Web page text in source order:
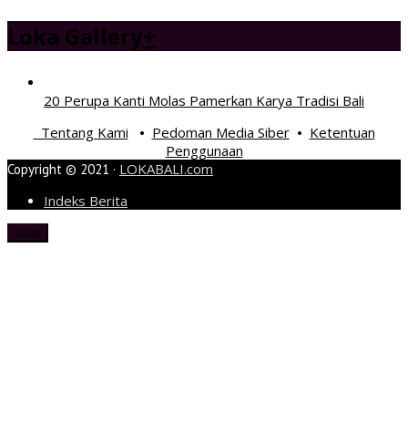
Loka Gallery+
20 Perupa Kanti Molas Pamerkan Karya Tradisi Bali
Tentang Kami • Pedoman Media Siber• Ketentuan
Penggunaan
Copyright © 2021 · LOKABALI.com
Indeks Berita
tutup